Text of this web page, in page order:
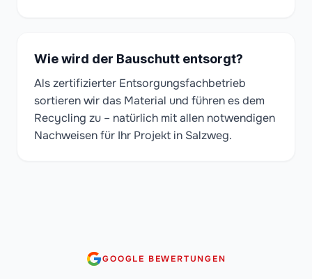
Wie wird der Bauschutt entsorgt?
Als zertifizierter Entsorgungsfachbetrieb
sortieren wir das Material und führen es dem
Recycling zu – natürlich mit allen notwendigen
Nachweisen für Ihr Projekt in Salzweg.
GOOGLE BEWERTUNGEN